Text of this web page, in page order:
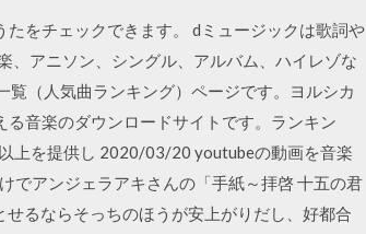
をチェックできます。 dミュージックは歌詞や
、アニソン、シングル、アルバム、ハイレゾな
（人気曲ランキング）ページです。ヨルシカ
音楽のダウンロードサイトです。ランキン
上を提供し 2020/03/20 youtubeの動画を音楽
でアンジェラアキさんの「手紙～拝啓 十五の君
るならそっちのほうが安上がりだし、好都合